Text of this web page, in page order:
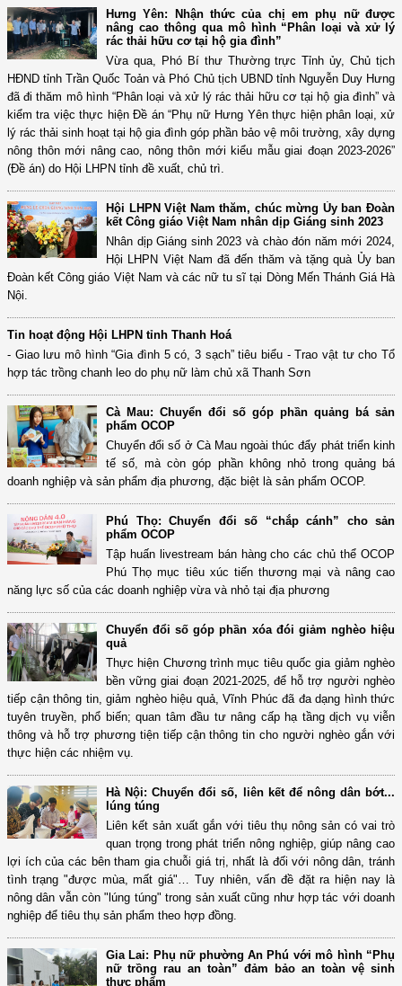
Hưng Yên: Nhận thức của chị em phụ nữ được
nâng cao thông qua mô hình “Phân loại và xử lý
rác thải hữu cơ tại hộ gia đình”
Vừa qua, Phó Bí thư Thường trực Tỉnh ủy, Chủ tịch
HĐND tỉnh Trần Quốc Toản và Phó Chủ tịch UBND tỉnh Nguyễn Duy Hưng
đã đi thăm mô hình “Phân loại và xử lý rác thải hữu cơ tại hộ gia đình” và
kiểm tra việc thực hiện Đề án “Phụ nữ Hưng Yên thực hiện phân loại, xử
lý rác thải sinh hoạt tại hộ gia đình góp phần bảo vệ môi trường, xây dựng
nông thôn mới nâng cao, nông thôn mới kiểu mẫu giai đoạn 2023-2026”
(Đề án) do Hội LHPN tỉnh đề xuất, chủ trì.
Hội LHPN Việt Nam thăm, chúc mừng Ủy ban Đoàn
kết Công giáo Việt Nam nhân dịp Giáng sinh 2023
Nhân dịp Giáng sinh 2023 và chào đón năm mới 2024,
Hội LHPN Việt Nam đã đến thăm và tặng quà Ủy ban
Đoàn kết Công giáo Việt Nam và các nữ tu sĩ tại Dòng Mến Thánh Giá Hà
Nội.
Tin hoạt động Hội LHPN tỉnh Thanh Hoá
- Giao lưu mô hình “Gia đình 5 có, 3 sạch” tiêu biểu - Trao vật tư cho Tổ
hợp tác trồng chanh leo do phụ nữ làm chủ xã Thanh Sơn
Cà Mau: Chuyển đổi số góp phần quảng bá sản
phẩm OCOP
Chuyển đổi số ở Cà Mau ngoài thúc đẩy phát triển kinh
tế số, mà còn góp phần không nhỏ trong quảng bá
doanh nghiệp và sản phẩm địa phương, đặc biệt là sản phẩm OCOP.
Phú Thọ: Chuyển đổi số “chắp cánh” cho sản
phẩm OCOP
Tập huấn livestream bán hàng cho các chủ thể OCOP
Phú Thọ mục tiêu xúc tiến thương mại và nâng cao
năng lực số của các doanh nghiệp vừa và nhỏ tại địa phương
Chuyển đổi số góp phần xóa đói giảm nghèo hiệu
quả
Thực hiện Chương trình mục tiêu quốc gia giảm nghèo
bền vững giai đoạn 2021-2025, để hỗ trợ người nghèo
tiếp cận thông tin, giảm nghèo hiệu quả, Vĩnh Phúc đã đa dạng hình thức
tuyên truyền, phổ biến; quan tâm đầu tư nâng cấp hạ tầng dịch vụ viễn
thông và hỗ trợ phương tiện tiếp cận thông tin cho người nghèo gắn với
thực hiện các nhiệm vụ.
Hà Nội: Chuyển đổi số, liên kết để nông dân bớt...
lúng túng
Liên kết sản xuất gắn với tiêu thụ nông sản có vai trò
quan trọng trong phát triển nông nghiệp, giúp nâng cao
lợi ích của các bên tham gia chuỗi giá trị, nhất là đối với nông dân, tránh
tình trạng "được mùa, mất giá"… Tuy nhiên, vấn đề đặt ra hiện nay là
nông dân vẫn còn "lúng túng" trong sản xuất cũng như hợp tác với doanh
nghiệp để tiêu thụ sản phẩm theo hợp đồng.
Gia Lai: Phụ nữ phường An Phú với mô hình “Phụ
nữ trồng rau an toàn” đảm bảo an toàn vệ sinh
thực phẩm